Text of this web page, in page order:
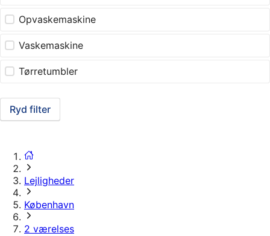
Opvaskemaskine
Vaskemaskine
Tørretumbler
Ryd filter
Lejligheder
København
2 værelses